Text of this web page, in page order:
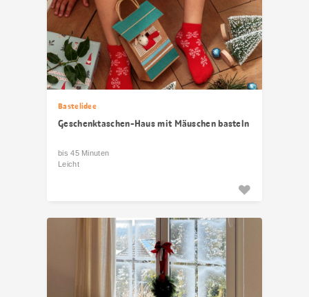
Bastelidee
Geschenktaschen-Haus mit Mäuschen basteln
bis 45 Minuten
Leicht